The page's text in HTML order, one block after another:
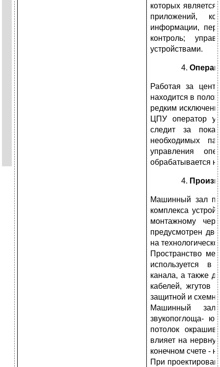
которых
приложений,
информации,
контроль;
устройствами.
Работая за
находится в
редким
ЦПУ оператор
следит за
необходимых
управления
обрабатывается
Машинный зал
комплекса
монтажному
предусмотрен
на
Пространство
используется в
канала, а также
кабелей, жгутов
защитной и
Машинный
звукопоглоща-
потолок
влияет на
конечном счете -
При